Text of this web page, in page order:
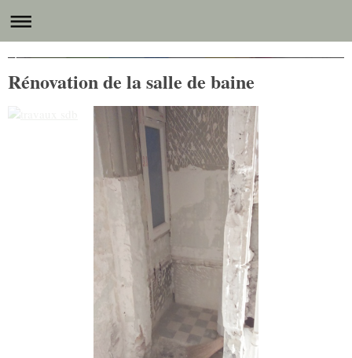
Rénovation de la salle de baine